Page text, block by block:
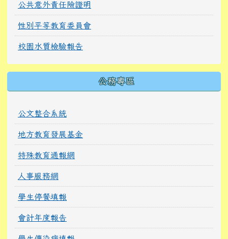
公共意外責任險證明
性別平等教育委員會
校園水質檢驗報告
公務專區
公文整合系統
地方教育發展基金
特殊教育通報網
人事服務網
學生停餐填報
會計年度報告